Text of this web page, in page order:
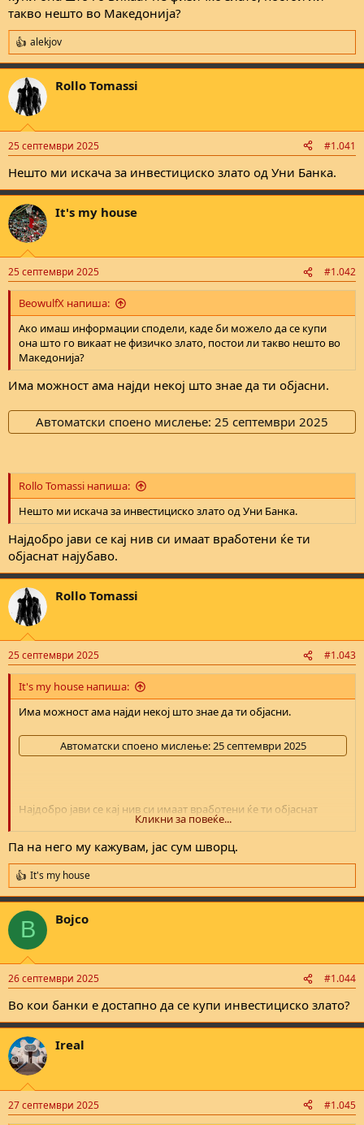
такво нешто во Македонија?
R
e
a
c
i
s
alekjov
Rollo Tomassi
25 септември 2025 #1.041
Нешто ми искача за инвестициско злато од Уни Банка.
It's my house
25 септември 2025 #1.042
BeowulfX напиша:
Ако имаш информации сподели, каде би можело да се купи
она што го викаат не физичко злато, постои ли такво нешто во
Македонија?
Има можност ама најди некој што знае да ти објасни.
Автоматски споено мислење: 25 септември 2025
Rollo Tomassi напиша:
Нешто ми искача за инвестициско злато од Уни Банка.
Најдобро јави се кај нив си имаат вработени ќе ти
објаснат најубаво.
Rollo Tomassi
25 септември 2025 #1.043
It's my house напиша:
Има можност ама најди некој што знае да ти објасни.
Автоматски споено мислење:25 септември 2025
Најдобро јави се кај нив си имаат вработени ќе ти објаснат
Кликни за повеќе...
Па на него му кажувам, јас сум шворц.
R
e
a
c
i
s
It's my house
B Bojco
26 септември 2025 #1.044
Во кои банки е достапно да се купи инвестициско злато?
Ireal
27 септември 2025 #1.045